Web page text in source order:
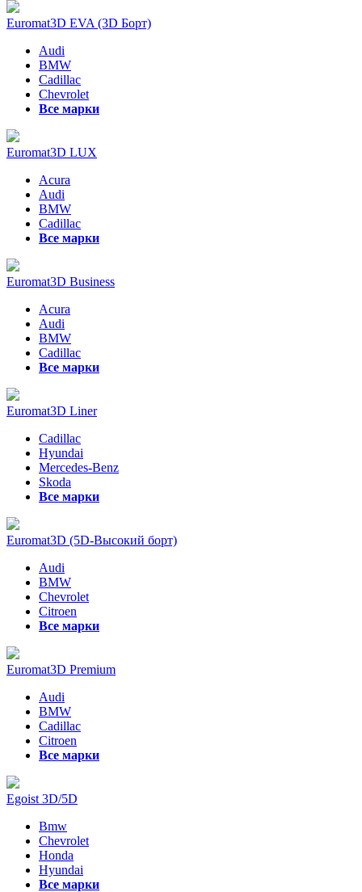
Euromat3D EVA (3D Борт)
Audi
BMW
Cadillac
Chevrolet
Все марки
Euromat3D LUX
Acura
Audi
BMW
Cadillac
Все марки
Euromat3D Business
Acura
Audi
BMW
Cadillac
Все марки
Euromat3D Liner
Cadillac
Hyundai
Mercedes-Benz
Skoda
Все марки
Euromat3D (5D-Высокий борт)
Audi
BMW
Chevrolet
Citroen
Все марки
Euromat3D Premium
Audi
BMW
Cadillac
Citroen
Все марки
Egoist 3D/5D
Bmw
Chevrolet
Honda
Hyundai
Все марки